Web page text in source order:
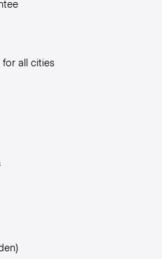
for all cities